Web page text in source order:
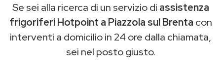
Se sei alla ricerca di un servizio di assistenza
frigoriferi Hotpoint a Piazzola sul Brenta con
interventi a domicilio in 24 ore dalla chiamata,
sei nel posto giusto.